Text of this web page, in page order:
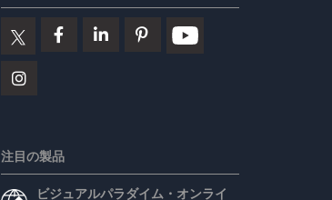
注目の製品
ビジュアルパラダイム・オンライ